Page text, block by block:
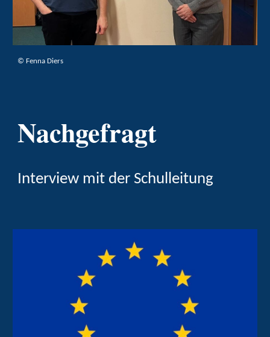
© Fenna Diers
Nachgefragt
Interview mit der Schulleitung